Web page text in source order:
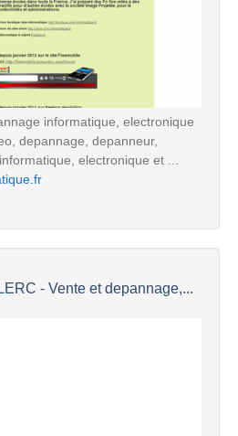
informatique, electronique
depannage, depanneur,
electronique et ...
- Vente et depannage,...